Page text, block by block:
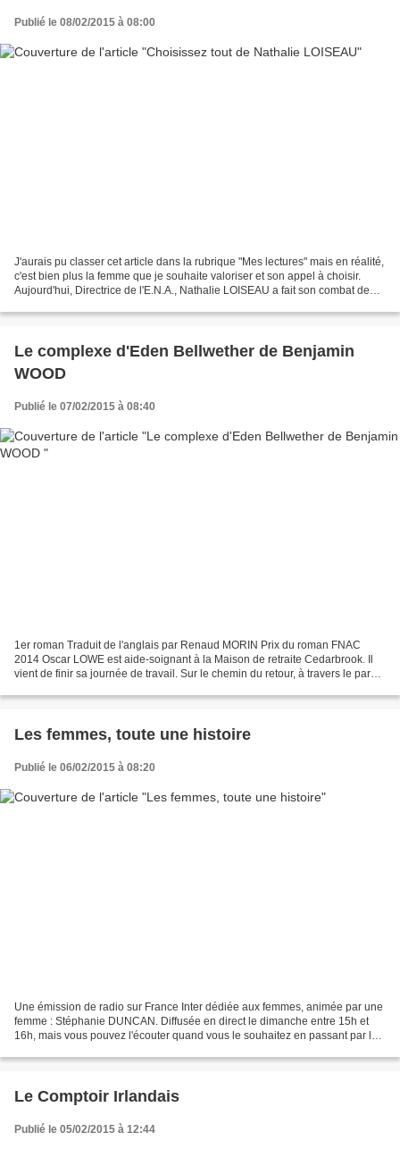
Publié le 08/02/2015 à 08:00
J'aurais pu classer cet article dans la rubrique "Mes lectures" mais en réalité,
c'est bien plus la femme que je souhaite valoriser et son appel à choisir.
Aujourd'hui, Directrice de l'E.N.A., Nathalie LOISEAU a fait son combat de
Le complexe d'Eden Bellwether de Benjamin
WOOD
Publié le 07/02/2015 à 08:40
1er roman Traduit de l'anglais par Renaud MORIN Prix du roman FNAC
2014 Oscar LOWE est aide-soignant à la Maison de retraite Cedarbrook. Il
vient de finir sa journée de travail. Sur le chemin du retour, à travers le parc
Les femmes, toute une histoire
Publié le 06/02/2015 à 08:20
Une émission de radio sur France Inter dédiée aux femmes, animée par une
femme : Stéphanie DUNCAN. Diffusée en direct le dimanche entre 15h et
16h, mais vous pouvez l'écouter quand vous le souhaitez en passant par la
Le Comptoir Irlandais
Publié le 05/02/2015 à 12:44